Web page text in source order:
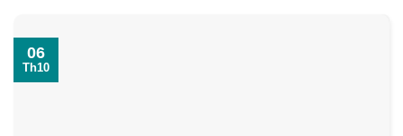
06
Th10